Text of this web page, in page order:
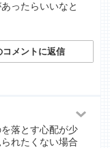
ったらいいなと
コメントに返信
落とす心配が少
れたくない場合